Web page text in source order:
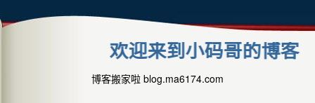
欢迎来到小码哥的博客
博客搬家啦 blog.ma6174.com